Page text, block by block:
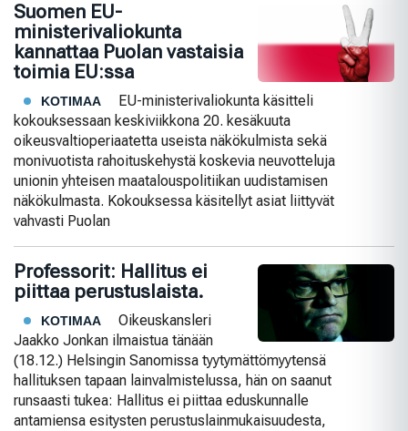
Suomen EU-
ministerivaliokunta
kannattaa Puolan vastaisia
toimia EU:ssa
KOTIMAA
EU-ministerivaliokunta käsitteli
kokouksessaan keskiviikkona 20. kesäkuuta
oikeusvaltioperiaatetta useista näkökulmista sekä
monivuotista rahoituskehystä koskevia neuvotteluja
unionin yhteisen maatalouspolitiikan uudistamisen
näkökulmasta. Kokouksessa käsitellyt asiat liittyvät
vahvasti Puolan
Professorit: Hallitus ei
piittaa perustuslaista.
KOTIMAA
Oikeuskansleri
Jaakko Jonkan ilmaistua tänään
(18.12.) Helsingin Sanomissa tyytymättömyytensä
hallituksen tapaan lainvalmistelussa, hän on saanut
runsaasti tukea: Hallitus ei piittaa eduskunnalle
antamiensa esitysten perustuslainmukaisuudesta,